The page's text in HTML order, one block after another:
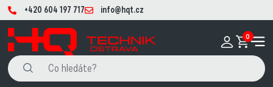
+420 604 197 717 info@hqt.cz
0